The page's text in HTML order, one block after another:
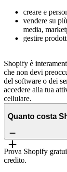
creare e
vendere su
media,
gestire
Shopify è
che non devi
del software o dei
accedere alla tua
cellulare.
Quanto costa
Prova Shopify
credito.